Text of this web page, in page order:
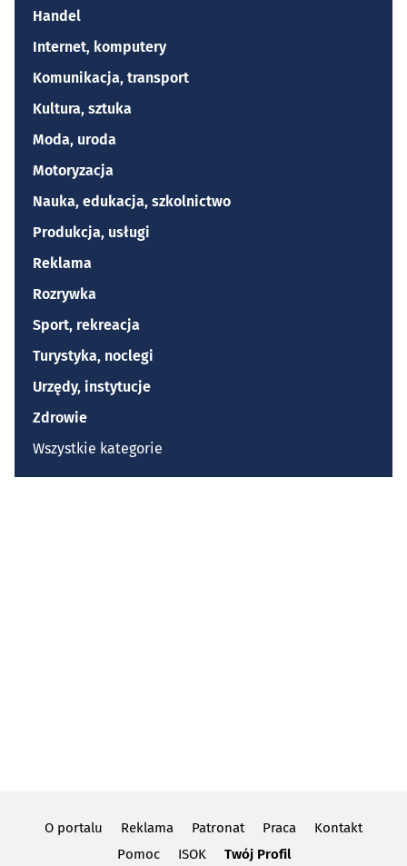
Handel
Internet, komputery
Komunikacja, transport
Kultura, sztuka
Moda, uroda
Motoryzacja
Nauka, edukacja, szkolnictwo
Produkcja, usługi
Reklama
Rozrywka
Sport, rekreacja
Turystyka, noclegi
Urzędy, instytucje
Zdrowie
Wszystkie kategorie
O portalu Reklama Patronat Praca
Kontakt
Pomoc
ISOK Twój Profil